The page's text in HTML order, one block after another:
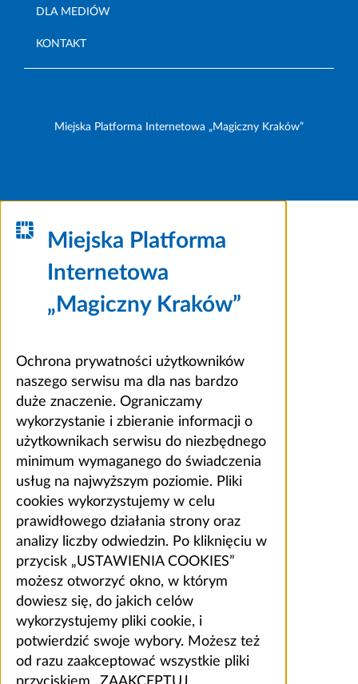
DLA MEDIÓW
KONTAKT
Miejska Platforma Internetowa „Magiczny Kraków”
Miejska Platforma
Internetowa
„Magiczny Kraków”
Ochrona prywatności użytkowników
naszego serwisu ma dla nas bardzo
duże znaczenie. Ograniczamy
wykorzystanie i zbieranie informacji o
użytkownikach serwisu do niezbędnego
minimum wymaganego do świadczenia
usług na najwyższym poziomie. Pliki
cookies wykorzystujemy w celu
prawidłowego działania strony oraz
analizy liczby odwiedzin. Po kliknięciu w
przycisk „USTAWIENIA COOKIES”
możesz otworzyć okno, w którym
dowiesz się, do jakich celów
wykorzystujemy pliki cookie, i
potwierdzić swoje wybory. Możesz też
od razu zaakceptować wszystkie pliki